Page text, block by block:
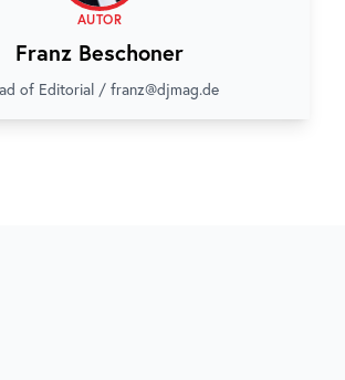
AUTOR
Franz Beschoner
of Editorial / franz@djmag.de